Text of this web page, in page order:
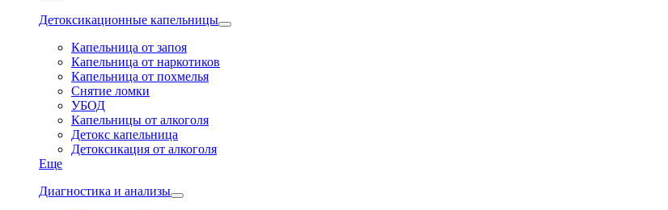
Детоксикационные капельницы
Капельница от запоя
Капельница от наркотиков
Капельница от похмелья
Снятие ломки
УБОД
Капельницы от алкоголя
Детокс капельница
Детоксикация от алкоголя
Еще
Диагностика и анализы